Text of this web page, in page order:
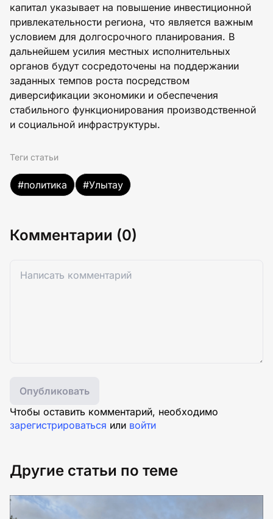
капитал указывает на повышение инвестиционной
привлекательности региона, что является важным
условием для долгосрочного планирования. В
дальнейшем усилия местных исполнительных
органов будут сосредоточены на поддержании
заданных темпов роста посредством
диверсификации экономики и обеспечения
стабильного функционирования производственной
и социальной инфраструктуры.
Теги статьи
#политика #Улытау
Комментарии (0)
Опубликовать
Чтобы оставить комментарий, необходимо
зарегистрироваться или войти
Другие статьи по теме